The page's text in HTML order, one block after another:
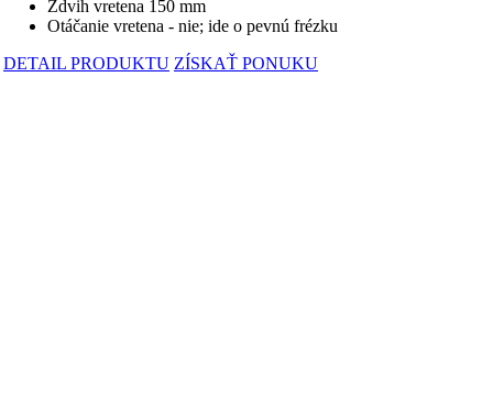
Zdvih vretena 150 mm
Otáčanie vretena - nie; ide o pevnú frézku
DETAIL PRODUKTU ZÍSKAŤ PONUKU